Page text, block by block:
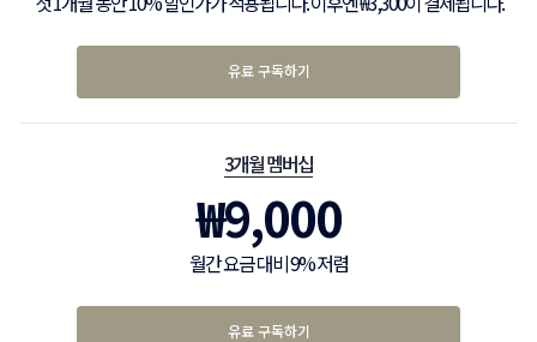
유료 구독하기
3개월 멤버십
₩9,000
월간 요금 대비 9% 저렴
유료 구독하기